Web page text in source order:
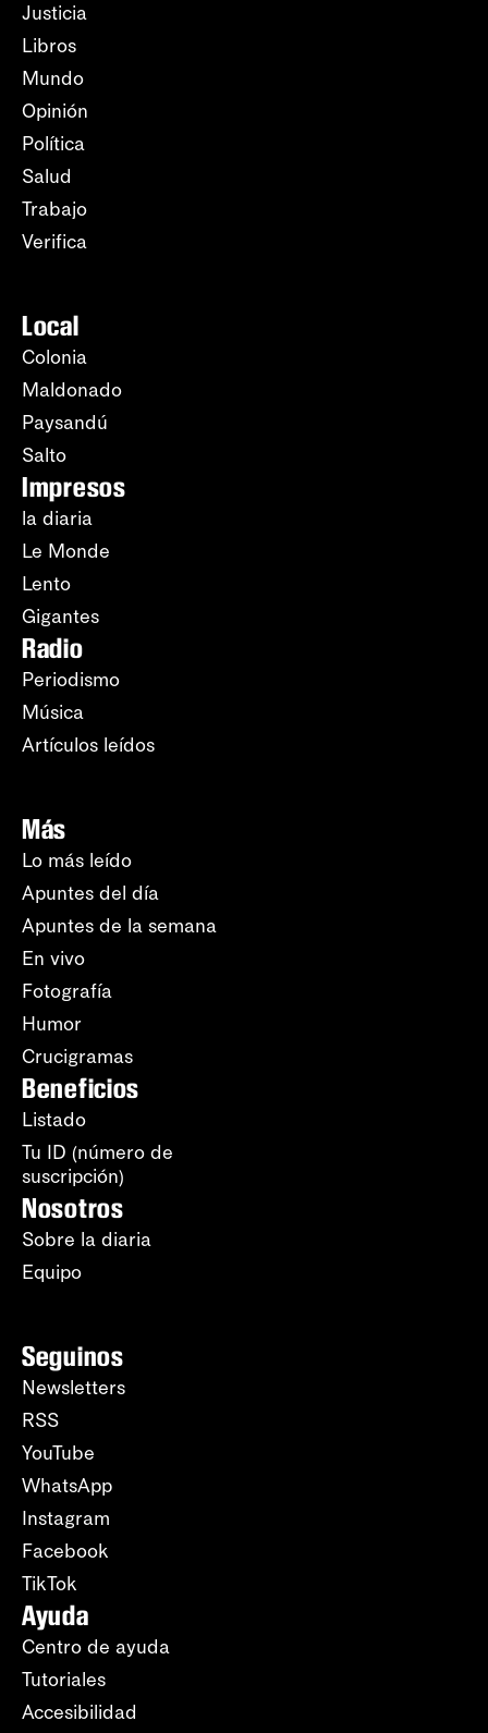
Justicia
Libros
Mundo
Opinión
Política
Salud
Trabajo
Verifica
Local
Colonia
Maldonado
Paysandú
Salto
Impresos
la diaria
Le Monde
Lento
Gigantes
Radio
Periodismo
Música
Artículos leídos
Más
Lo más leído
Apuntes del día
Apuntes de la semana
En vivo
Fotografía
Humor
Crucigramas
Beneficios
Listado
Tu ID (número de
suscripción)
Nosotros
Sobre la diaria
Equipo
Seguinos
Newsletters
RSS
YouTube
WhatsApp
Instagram
Facebook
TikTok
Ayuda
Centro de ayuda
Tutoriales
Accesibilidad